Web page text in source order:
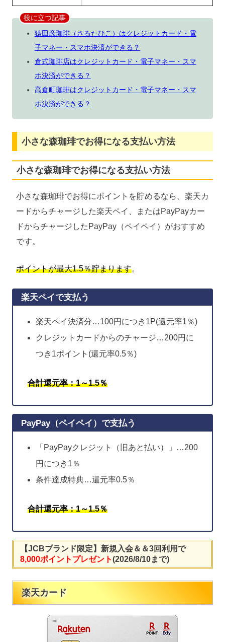
役に立つ記事
猿田彦珈琲（さるたひこ）はクレジットカード・電
子マネー・スマホ決済ができる？
倉式珈琲店はクレジットカード・電子マネー・スマ
ホ決済ができる？
高倉町珈琲はクレジットカード・電子マネー・スマ
ホ決済ができる？
小さな森珈琲でお得になる支払い方法
小さな森珈琲でお得になる支払い方法
小さな森珈琲でお得にポイントを貯めるなら、楽天カ
ードからチャージした楽天ペイ、またはPayPayカー
ドからチャージしたPayPay（ペイペイ）がおすすめ
です。
ポイントが最大1.5％貯まります。
楽天ペイで支払う
楽天ペイ決済分…100円につき1P(還元率1％)
クレジットカードからのチャージ…200円に
つき1ポイント(還元率0.5％)
合計還元率：1～1.5％
PayPay（ペイペイ）で支払う
「PayPayクレジット（旧あと払い）」…200
円につき1％
条件達成特典…還元率0.5％
合計還元率：1～1.5％
【JCBブランド限定】新規入会＆＆3回利用で
8,000ポイントプレゼント(2026/8/10まで)
楽天カード